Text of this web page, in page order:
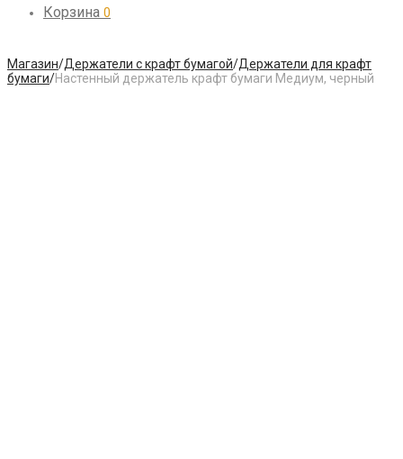
Корзина 0
Магазин/Держатели с крафт бумагой/Держатели для крафт
бумаги/Настенный держатель крафт бумаги Медиум, черный